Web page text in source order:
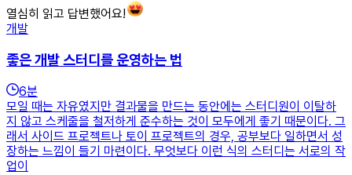
열심히 읽고 답변했어요!
개발
좋은 개발 스터디를 운영하는 법
6분
모일 때는 자유였지만 결과물을 만드는 동안에는 스터디원이 이탈하
지 않고 스케줄을 철저하게 준수하는 것이 모두에게 좋기 때문이다. 그
래서 사이드 프로젝트나 토이 프로젝트의 경우, 공부보다 일하면서 성
장하는 느낌이 들기 마련이다. 무엇보다 이런 식의 스터디는 서로의 작
업이